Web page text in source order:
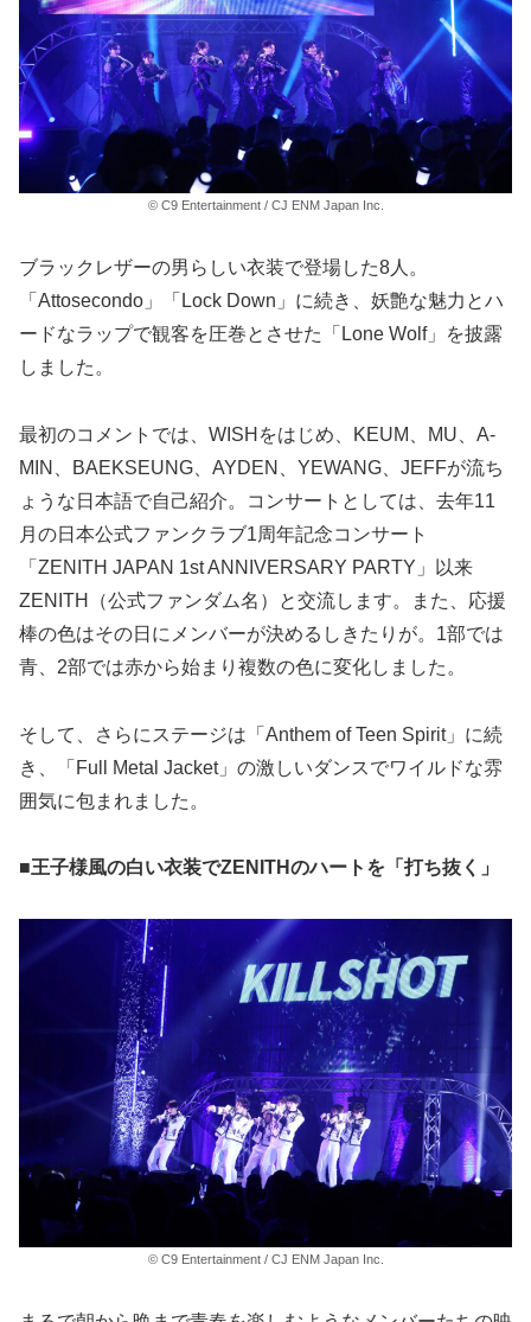
© C9 Entertainment / CJ ENM Japan Inc.
ブラックレザーの男らしい衣装で登場した8人。
「Attosecondo」「Lock Down」に続き、妖艶な魅力とハ
ードなラップで観客を圧巻とさせた「Lone Wolf」を披露
しました。
最初のコメントでは、WISHをはじめ、KEUM、MU、A-
MIN、BAEKSEUNG、AYDEN、YEWANG、JEFFが流ち
ょうな日本語で自己紹介。コンサートとしては、去年11
月の日本公式ファンクラブ1周年記念コンサート
「ZENITH JAPAN 1st ANNIVERSARY PARTY」以来
ZENITH（公式ファンダム名）と交流します。また、応援
棒の色はその日にメンバーが決めるしきたりが。1部では
青、2部では赤から始まり複数の色に変化しました。
そして、さらにステージは「Anthem of Teen Spirit」に続
き、「Full Metal Jacket」の激しいダンスでワイルドな雰
囲気に包まれました。
■王子様風の白い衣装でZENITHのハートを「打ち抜く」
© C9 Entertainment / CJ ENM Japan Inc.